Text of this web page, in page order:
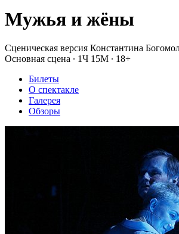
Мужья и жёны
Сценическая версия Константина
Основная сцена ∙ 1Ч 15М ∙ 18+
Билеты
О спектакле
Галерея
Обзоры